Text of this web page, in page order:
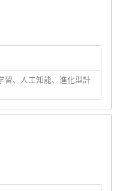
習、人工知能、進化型計